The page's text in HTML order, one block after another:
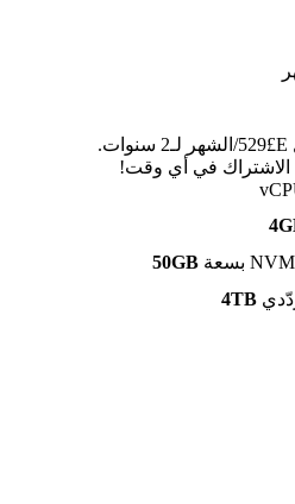
تتجدّد مقابل E£⁦529⁩/الشهر لـ2 سنوات.
الاشتراك في أي وقت!
50GB
4TB